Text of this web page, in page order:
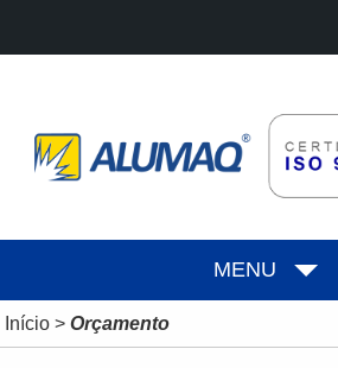
MENU
Início> Orçamento